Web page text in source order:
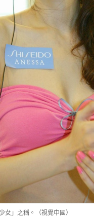
女」之稱。（視覺中國）